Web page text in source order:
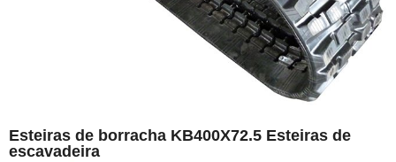
Esteiras de borracha KB400X72.5 Esteiras de
escavadeira